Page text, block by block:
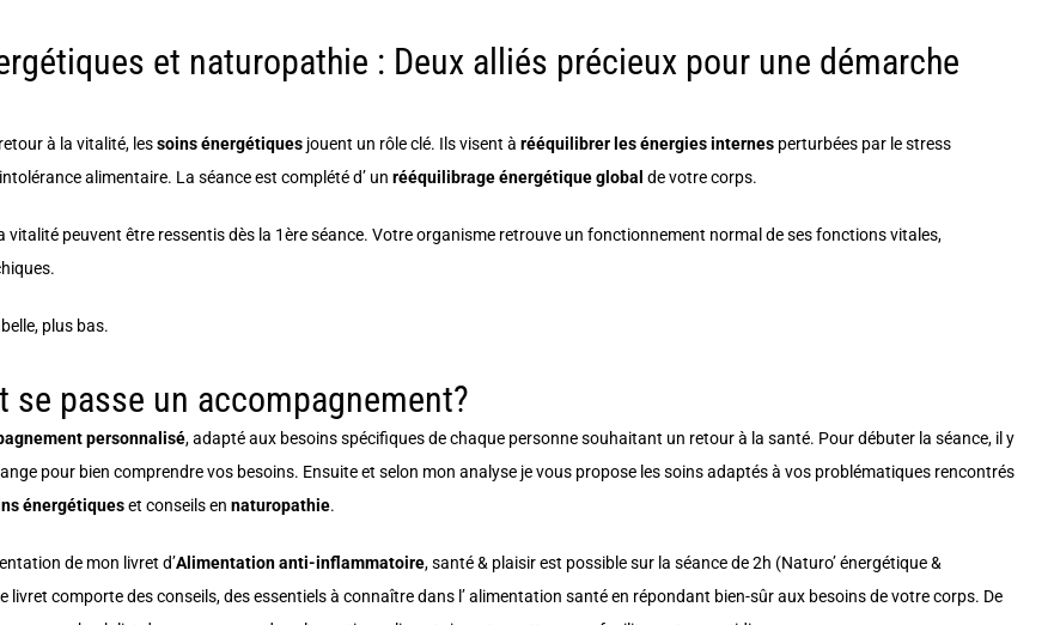
et naturopathie : Deux alliés précieux pour une démarche
à la vitalité, lessoins énergétiquesjouent un rôle clé. Ils visent à rééquilibrer les énergies internes perturbées par le stress
alimentaire. La séance est complété d’ un rééquilibrage énergétique global de votre corps.
vitalité peuvent être ressentis dès la 1ère séance. Votre organisme retrouve un fonctionnement normal de ses fonctions vitales,
plus bas.
se passe un accompagnement?
personnalisé, adapté aux besoins spécifiques de chaque personne souhaitant un retour à la santé. Pour débuter la séance, il y
pour bien comprendre vos besoins. Ensuite et selon mon analyse je vous propose les soins adaptés à vos problématiques rencontrés
énergétiqueset conseils en naturopathie.
de mon livret d’Alimentation anti-inflammatoire, santé & plaisir est possible sur la séance de 2h (Naturo’ énergétique &
livret comporte des conseils, des essentiels à connaître dans l’ alimentation santé en répondant bien-sûr aux besoins de votre corps. De